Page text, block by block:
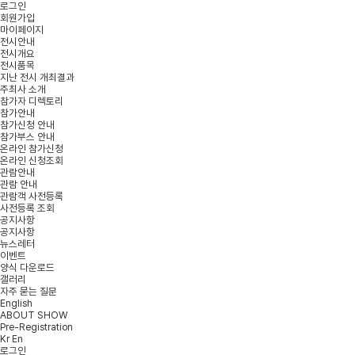
로그인
회원가입
마이페이지
전시안내
전시개요
전시품목
지난 전시 개최결과
주최사 소개
참가자 디렉토리
참가안내
참가신청 안내
참가부스 안내
온라인 참가신청
온라인 신청조회
관람안내
관람 안내
관람객 사전등록
사전등록 조회
공지사항
공지사항
뉴스레터
이벤트
양식 다운로드
갤러리
자주 묻는 질문
English
ABOUT SHOW
Pre-Registration
Kr En
로그인